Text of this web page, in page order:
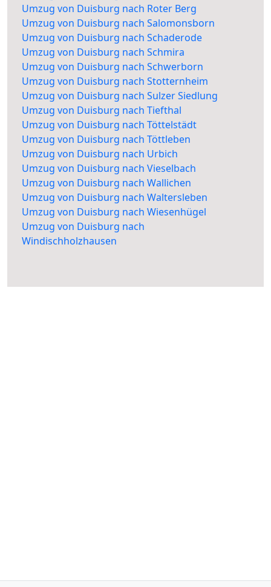
Umzug von Duisburg nach Roter Berg
Umzug von Duisburg nach Salomonsborn
Umzug von Duisburg nach Schaderode
Umzug von Duisburg nach Schmira
Umzug von Duisburg nach Schwerborn
Umzug von Duisburg nach Stotternheim
Umzug von Duisburg nach Sulzer Siedlung
Umzug von Duisburg nach Tiefthal
Umzug von Duisburg nach Töttelstädt
Umzug von Duisburg nach Töttleben
Umzug von Duisburg nach Urbich
Umzug von Duisburg nach Vieselbach
Umzug von Duisburg nach Wallichen
Umzug von Duisburg nach Waltersleben
Umzug von Duisburg nach Wiesenhügel
Umzug von Duisburg nach
Windischholzhausen